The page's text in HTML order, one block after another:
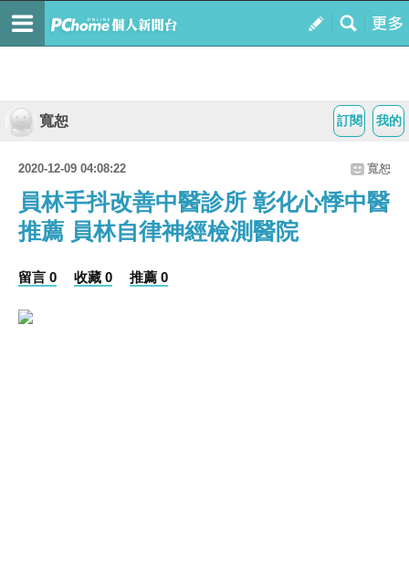
我的
訂閱
寬恕
2020-12-09 04:08:22 寬恕
員林手抖改善中醫診所 彰化心悸中醫
推薦 員林自律神經檢測醫院
留言 0 收藏 0 推薦 0